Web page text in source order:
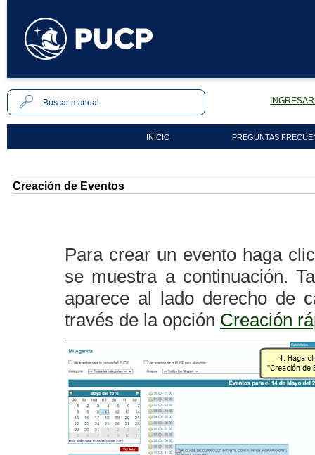
INICIO PREGUNTAS
Creación de Eventos
Para crear un evento haga
se muestra a continuación.
aparece al lado derecho de
través de la opción Creación